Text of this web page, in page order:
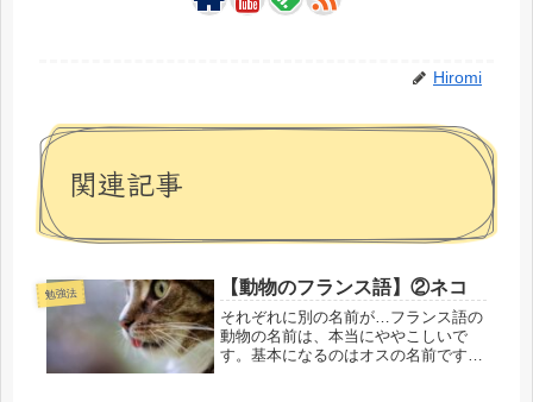
Hiromi
関連記事
勉強法 【動物のフランス語】②ネコ
それぞれに別の名前が…フランス語の
動物の名前は、本当にややこしいで
す。基本になるのはオスの名前です